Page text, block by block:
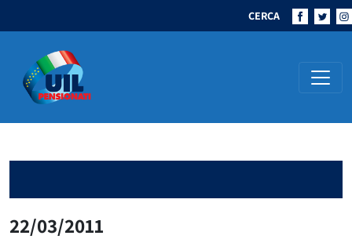
CERCA
Navigazione principale
22/03/2011